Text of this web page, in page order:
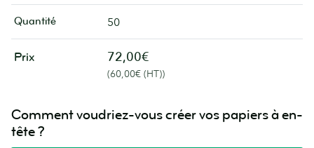
Quantité 50
Prix 72,00€
(60,00€ (HT))
Comment voudriez-vous créer vos papiers à en-
tête ?